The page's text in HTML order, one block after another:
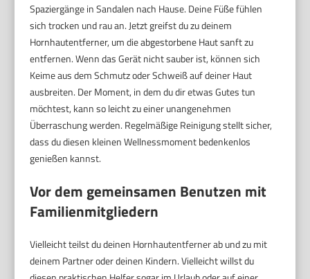
Spaziergänge in Sandalen nach Hause. Deine Füße fühlen
sich trocken und rau an. Jetzt greifst du zu deinem
Hornhautentferner, um die abgestorbene Haut sanft zu
entfernen. Wenn das Gerät nicht sauber ist, können sich
Keime aus dem Schmutz oder Schweiß auf deiner Haut
ausbreiten. Der Moment, in dem du dir etwas Gutes tun
möchtest, kann so leicht zu einer unangenehmen
Überraschung werden. Regelmäßige Reinigung stellt sicher,
dass du diesen kleinen Wellnessmoment bedenkenlos
genießen kannst.
Vor dem gemeinsamen Benutzen mit
Familienmitgliedern
Vielleicht teilst du deinen Hornhautentferner ab und zu mit
deinem Partner oder deinen Kindern. Vielleicht willst du